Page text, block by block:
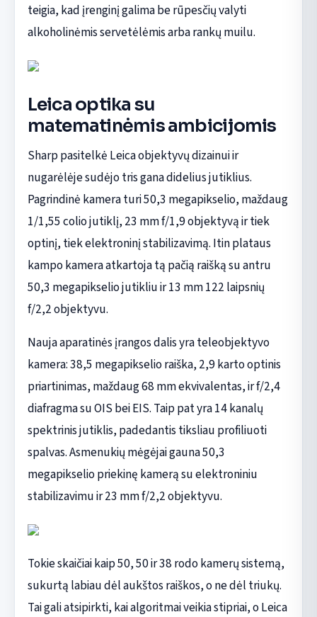
teigia, kad įrenginį galima be rūpesčių valyti
alkoholinėmis servetėlėmis arba rankų muilu.
Leica optika su
matematinėmis ambicijomis
Sharp pasitelkė Leica objektyvų dizainui ir
nugarėlėje sudėjo tris gana didelius jutiklius.
Pagrindinė kamera turi 50,3 megapikselio, maždaug
1/1,55 colio jutiklį, 23 mm f/1,9 objektyvą ir tiek
optinį, tiek elektroninį stabilizavimą. Itin plataus
kampo kamera atkartoja tą pačią raišką su antru
50,3 megapikselio jutikliu ir 13 mm 122 laipsnių
f/2,2 objektyvu.
Nauja aparatinės įrangos dalis yra teleobjektyvo
kamera: 38,5 megapikselio raiška, 2,9 karto optinis
priartinimas, maždaug 68 mm ekvivalentas, ir f/2,4
diafragma su OIS bei EIS. Taip pat yra 14 kanalų
spektrinis jutiklis, padedantis tiksliau profiliuoti
spalvas. Asmenukių mėgėjai gauna 50,3
megapikselio priekinę kamerą su elektroniniu
stabilizavimu ir 23 mm f/2,2 objektyvu.
Tokie skaičiai kaip 50, 50 ir 38 rodo kamerų sistemą,
sukurtą labiau dėl aukštos raiškos, o ne dėl triukų.
Tai gali atsipirkti, kai algoritmai veikia stipriai, o Leica